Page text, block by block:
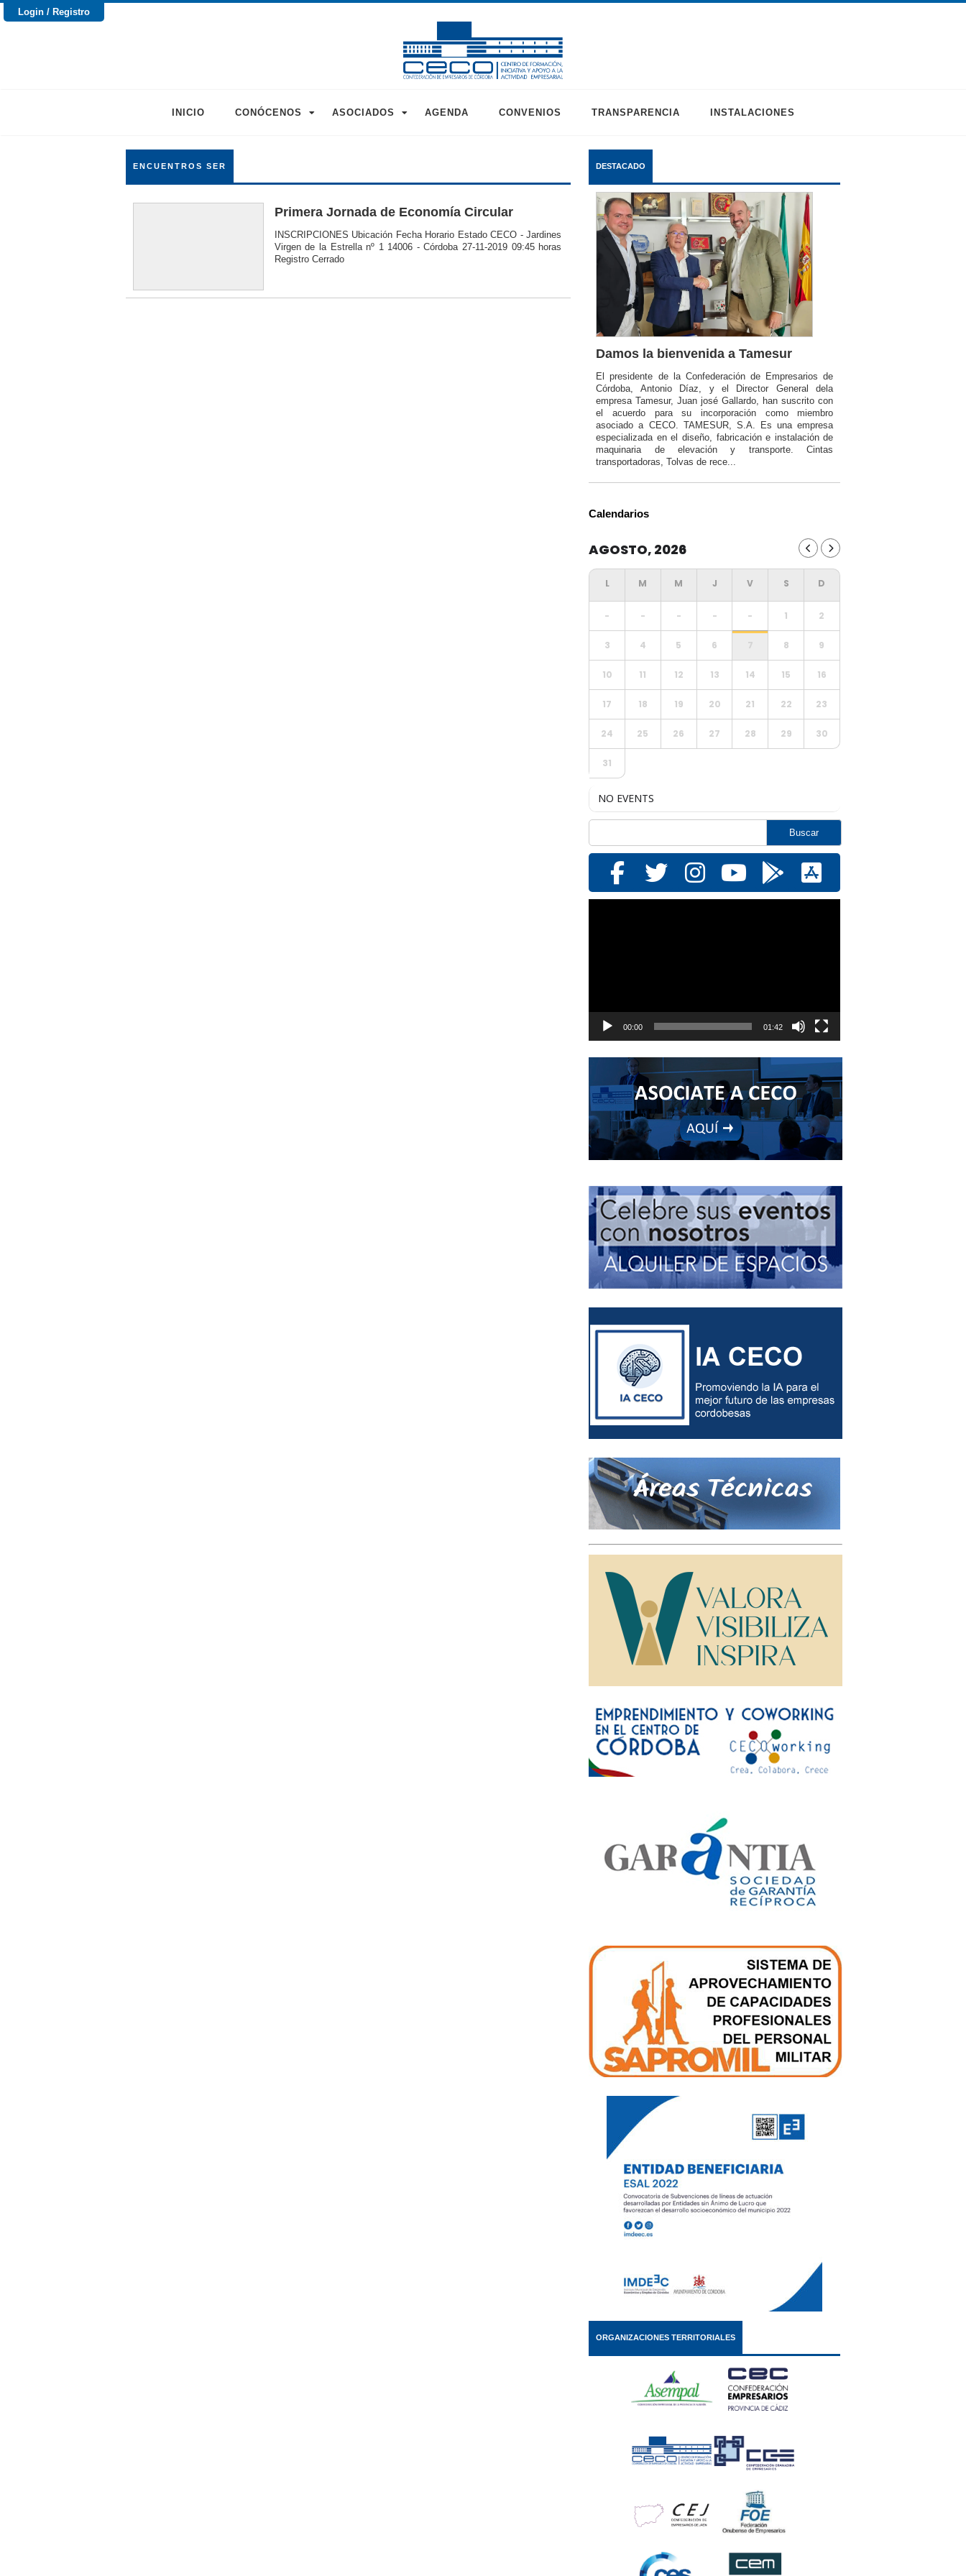
Login / Registro
INICIO CONÓCENOS ASOCIADOS AGENDA CONVENIOS TRANSPARENCIA INSTALACIONES
ENCUENTROS SER
Primera Jornada de Economía Circular
INSCRIPCIONES Ubicación Fecha Horario Estado CECO - Jardines
Virgen de la Estrella nº 1 14006 - Córdoba 27-11-2019 09:45 horas
Registro Cerrado
DESTACADO
Damos la bienvenida a Tamesur
El presidente de la Confederación de Empresarios de
Córdoba, Antonio Díaz, y el Director General dela
empresa Tamesur, Juan josé Gallardo, han suscrito con
el acuerdo para su incorporación como miembro
asociado a CECO. TAMESUR, S.A. Es una empresa
especializada en el diseño, fabricación e instalación de
maquinaria de elevación y transporte. Cintas
transportadoras, Tolvas de rece...
Calendarios
AGOSTO, 2026
- - - - - 1 2
3 4 5 6 7 8 9
10 11 12 13 14 15 16
17 18 19 20 21 22 23
24 25 26 27 28 29 30
31
NO EVENTS
00:00 01:42
ORGANIZACIONES TERRITORIALES